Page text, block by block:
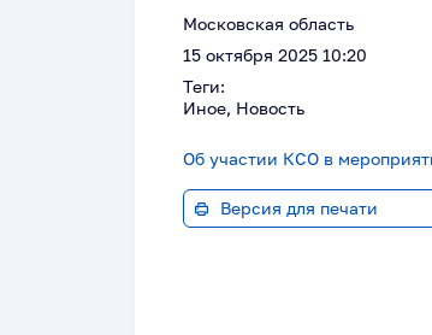
Московская область
15 октября 2025 10:20
Теги:
Иное, Новость
Об участии КСО в
Версия для печати